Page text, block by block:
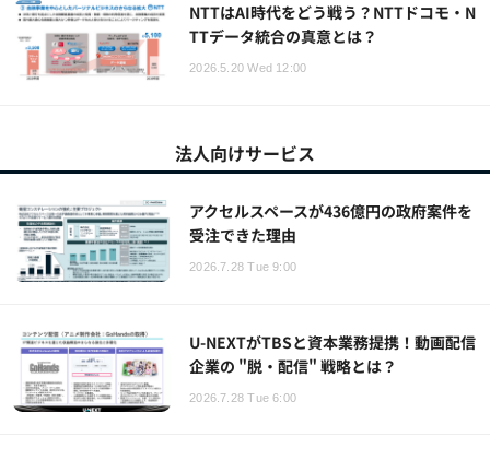
NTTはAI時代をどう戦う？NTTドコモ・N
TTデータ統合の真意とは？
2026.5.20 Wed 12:00
法人向けサービス
アクセルスペースが436億円の政府案件を
受注できた理由
2026.7.28 Tue 9:00
U-NEXTがTBSと資本業務提携！動画配信
企業の "脱・配信" 戦略とは？
2026.7.28 Tue 6:00